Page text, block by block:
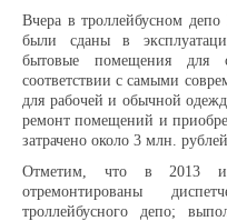
Музей и
Доска почёта
Династии
Вчера в троллейбусном
были сданы в
бытовые помещения для
соответствии с самыми
для рабочей и обычной
ремонт помещений и
затрачено около 3 млн. рублей
Отметим, что в 2013 и
отремонтированы
троллейбусного депо;